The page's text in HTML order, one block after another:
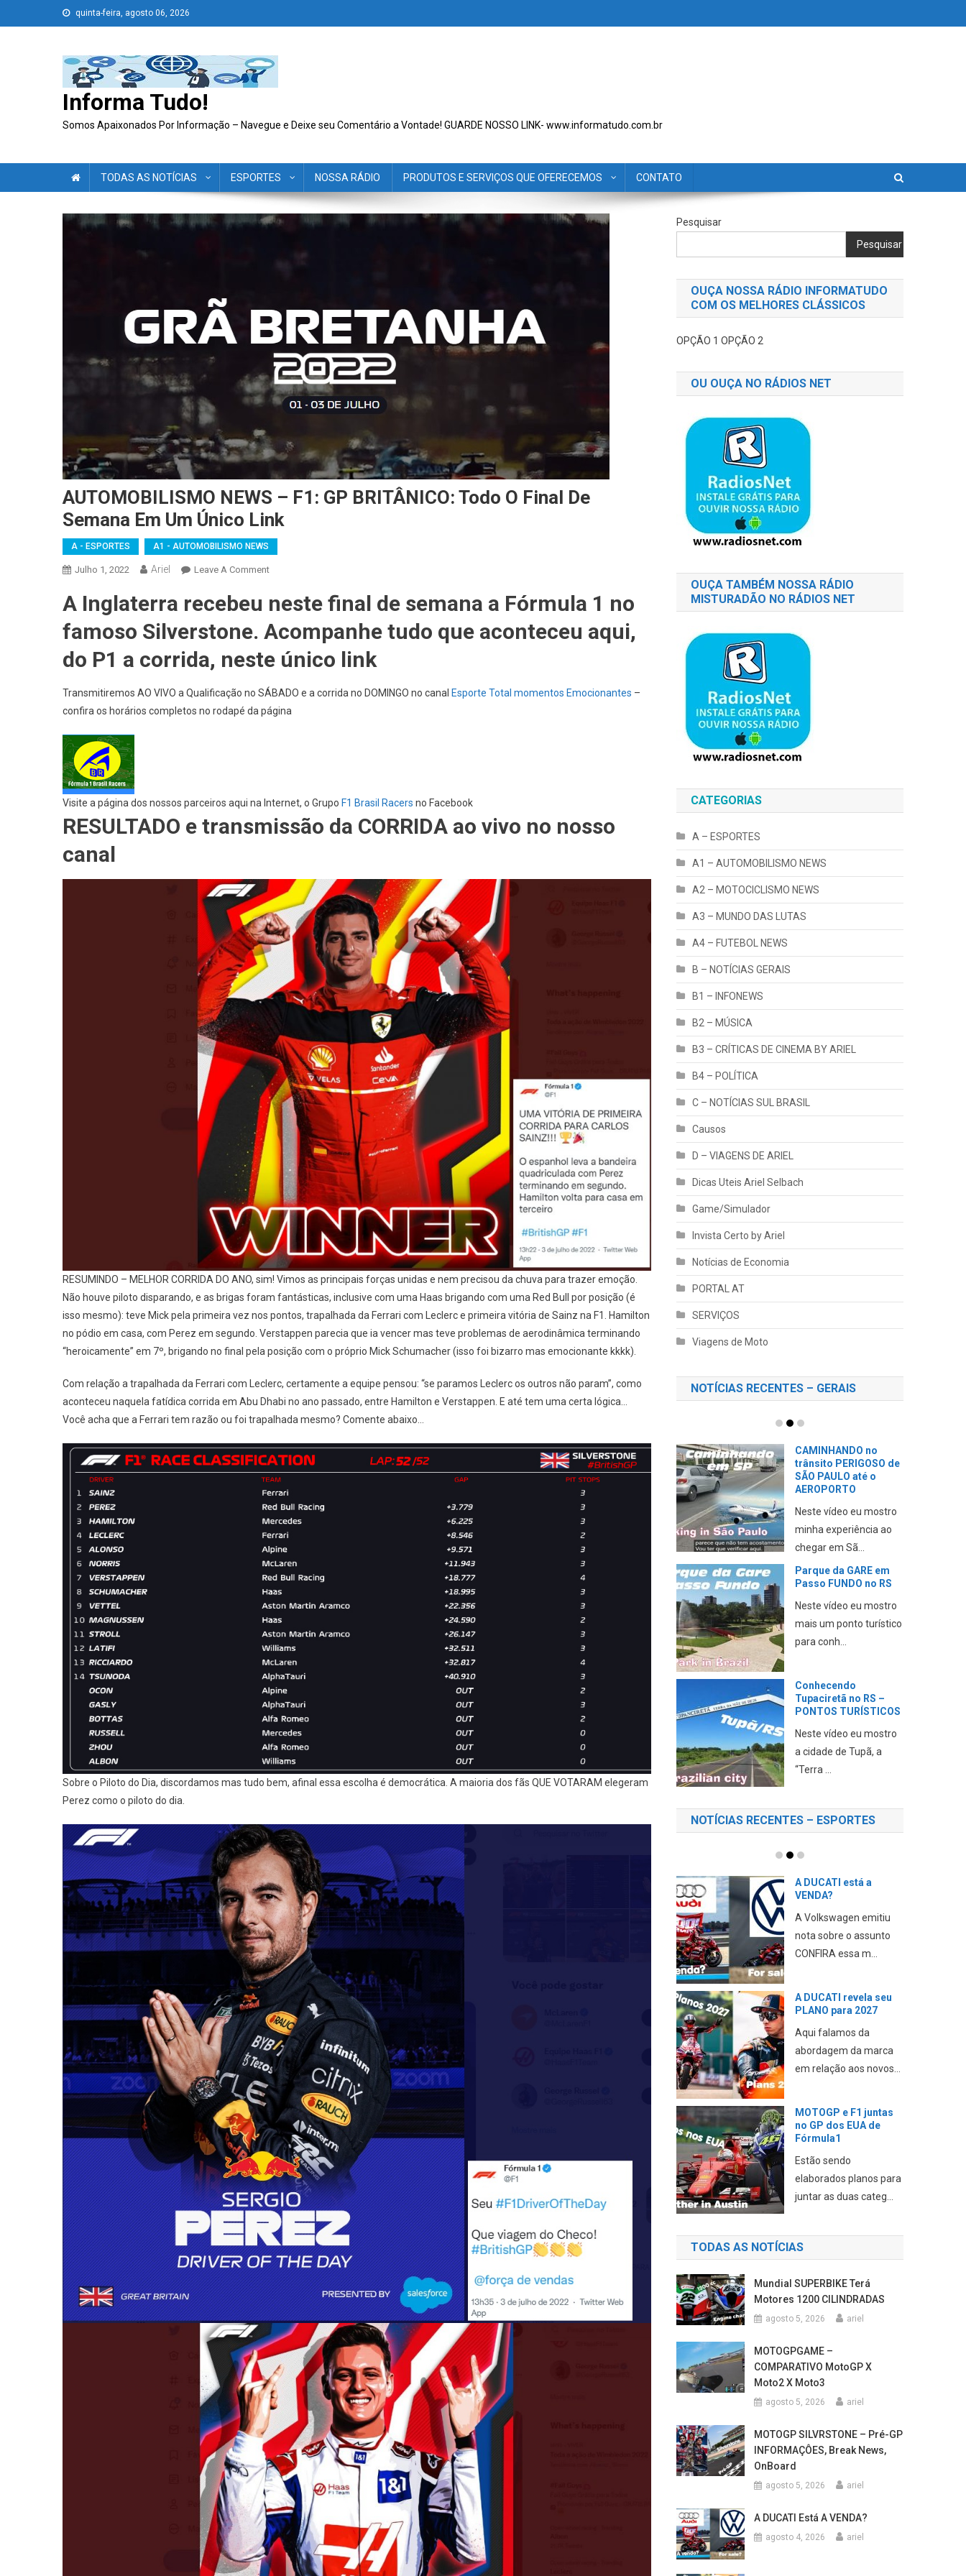
to
quinta-feira, agosto 06, 2026
Informa Tudo!
Somos Apaixonados Por Informação – Navegue e Deixe seu Comentário a Vontade! GUARDE NOSSO LINK- www.informatudo.com.br
TODAS AS NOTÍCIAS ESPORTES NOSSA RÁDIO PRODUTOS E SERVIÇOS QUE OFERECEMOS CONTATO
AUTOMOBILISMO NEWS – F1: GP BRITÂNICO: Todo O Final De
Semana Em Um Único Link
A - ESPORTES A1 - AUTOMOBILISMO NEWS
Julho 1, 2022 Ariel Leave A CommentOn
NEWS
F1:
BRITÂNICO:
Todo
Final
Único
Link
A Inglaterra recebeu neste final de semana a Fórmula 1 no
famoso Silverstone. Acompanhe tudo que aconteceu aqui,
do P1 a corrida, neste único link
Transmitiremos AO VIVO a Qualificação no SÁBADO e a corrida no DOMINGO no canal Esporte Total momentos Emocionantes –
confira os horários completos no rodapé da página
Visite a página dos nossos parceiros aqui na Internet, o Grupo F1 Brasil Racers no Facebook
RESULTADO e transmissão da CORRIDA ao vivo no nosso
canal
RESUMINDO – MELHOR CORRIDA DO ANO, sim! Vimos as principais forças unidas e nem precisou da chuva para trazer emoção.
Não houve piloto disparando, e as brigas foram fantásticas, inclusive com uma Haas brigando com uma Red Bull por posição (é
isso mesmo): teve Mick pela primeira vez nos pontos, trapalhada da Ferrari com Leclerc e primeira vitória de Sainz na F1. Hamilton
no pódio em casa, com Perez em segundo. Verstappen parecia que ia vencer mas teve problemas de aerodinâmica terminando
“heroicamente” em 7º, brigando no final pela posição com o próprio Mick Schumacher (isso foi bizarro mas emocionante kkkk).
Com relação a trapalhada da Ferrari com Leclerc, certamente a equipe pensou: “se paramos Leclerc os outros não param”, como
aconteceu naquela fatídica corrida em Abu Dhabi no ano passado, entre Hamilton e Verstappen. E até tem uma certa lógica…
Você acha que a Ferrari tem razão ou foi trapalhada mesmo? Comente abaixo…
Sobre o Piloto do Dia, discordamos mas tudo bem, afinal essa escolha é democrática. A maioria dos fãs QUE VOTARAM elegeram
Perez como o piloto do dia.
Pesquisar
Pesquisar
OUÇA NOSSA RÁDIO INFORMATUDO
COM OS MELHORES CLÁSSICOS
OPÇÃO 1OPÇÃO 2
OU OUÇA NO RÁDIOS NET
OUÇA TAMBÉM NOSSA RÁDIO
MISTURADÃO NO RÁDIOS NET
CATEGORIAS
A – ESPORTES
A1 – AUTOMOBILISMO NEWS
A2 – MOTOCICLISMO NEWS
A3 – MUNDO DAS LUTAS
A4 – FUTEBOL NEWS
B – NOTÍCIAS GERAIS
B1 – INFONEWS
B2 – MÚSICA
B3 – CRÍTICAS DE CINEMA BY ARIEL
B4 – POLÍTICA
C – NOTÍCIAS SUL BRASIL
Causos
D – VIAGENS DE ARIEL
Dicas Uteis Ariel Selbach
Game/Simulador
Invista Certo by Ariel
Notícias de Economia
PORTAL AT
SERVIÇOS
Viagens de Moto
NOTÍCIAS RECENTES – GERAIS
CAMINHANDO no
trânsito PERIGOSO de
SÃO PAULO até o
AEROPORTO
Neste vídeo eu mostro
minha experiência ao
chegar em Sã...
Parque da GARE em
Passo FUNDO no RS
Neste vídeo eu mostro
mais um ponto turístico
para conh...
Conhecendo
Tupaciretã no RS –
PONTOS TURÍSTICOS
Neste vídeo eu mostro
a cidade de Tupã, a
“Terra ...
NOTÍCIAS RECENTES – ESPORTES
A DUCATI está a
VENDA?
A Volkswagen emitiu
nota sobre o assunto
CONFIRA essa m...
A DUCATI revela seu
PLANO para 2027
Aqui falamos da
abordagem da marca
em relação aos novos...
MOTOGP e F1 juntas
no GP dos EUA de
Fórmula1
Estão sendo
elaborados planos para
juntar as duas categ...
TODAS AS NOTÍCIAS
Mundial SUPERBIKE Terá
Motores 1200 CILINDRADAS
agosto 5, 2026 ariel
MOTOGPGAME –
COMPARATIVO MotoGP X
Moto2 X Moto3
agosto 5, 2026 ariel
MOTOGP SILVRSTONE – Pré-GP
INFORMAÇÔES, Break News,
OnBoard
agosto 5, 2026 ariel
A DUCATI Está A VENDA?
agosto 4, 2026 ariel